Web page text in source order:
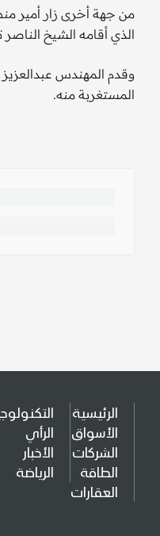
من جهة أخرى زار أمير
الذي أقامه الشيخ
وقدم المهندس
المستغربة منه.
الرئيسية
الأسواق
الشركات
الطاقة
العقارات
الرأي
الأخبار
الرياضة